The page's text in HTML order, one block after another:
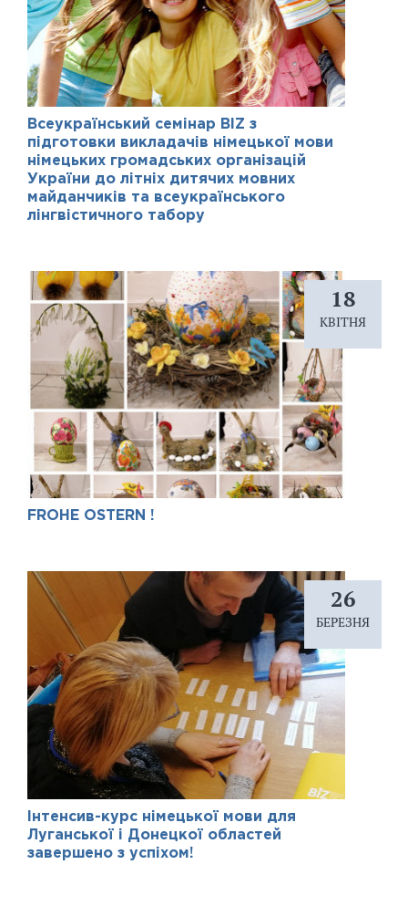
Всеукраїнський семінар BIZ з
підготовки викладачів німецької мови
німецьких громадських організацій
України до літніх дитячих мовних
майданчиків та всеукраїнського
лінгвістичного табору
18
КВІТНЯ
FROHE OSTERN !
26
БЕРЕЗНЯ
Інтенсив-курс німецької мови для
Луганської і Донецкої областей
завершено з успіхом!